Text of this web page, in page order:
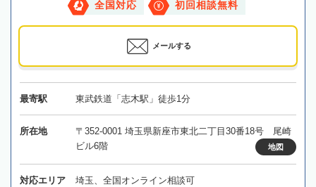
全国対応 初回相談無料
メールする
最寄駅 東武鉄道「志木駅」徒歩1分
所在地
〒352-0001 埼玉県新座市東北二丁目30番18号 尾崎
ビル6階
地図
対応エリア 埼玉、全国オンライン相談可